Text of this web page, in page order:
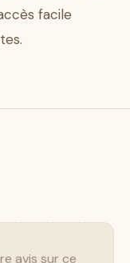
facile
avis sur ce